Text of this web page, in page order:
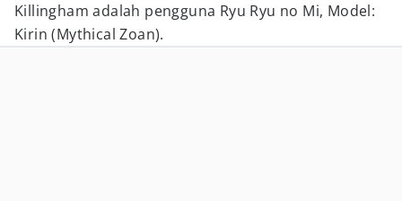
Killingham adalah pengguna Ryu Ryu no Mi, Model:
Kirin (Mythical Zoan).